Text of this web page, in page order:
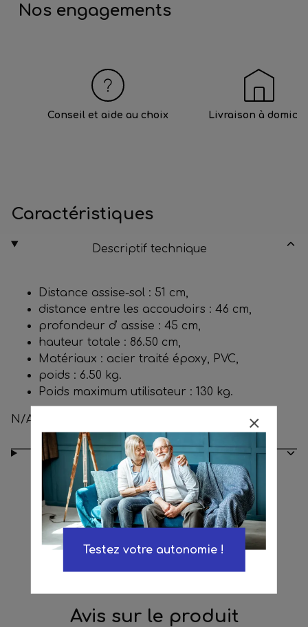
Nos engagements
Conseil et aide au choix Livraison à
Caractéristiques
Descriptif technique
Distance assise-sol : 51 cm,
distance entre les accoudoirs : 46 cm,
profondeur d' assise : 45 cm,
hauteur totale : 86.50 cm,
Matériaux : acier traité époxy, PVC,
poids : 6.50 kg.
Poids maximum utilisateur : 130 kg.
N/A
Conseils d’entretien
Avis sur le produit
Testez votre autonomie !